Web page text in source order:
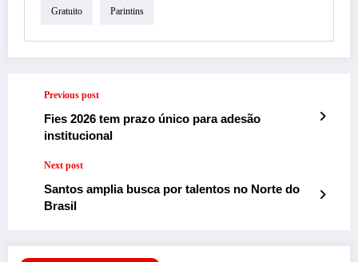
Gratuito Parintins
Previous post
Fies 2026 tem prazo único para adesão
institucional
Next post
Santos amplia busca por talentos no Norte do
Brasil